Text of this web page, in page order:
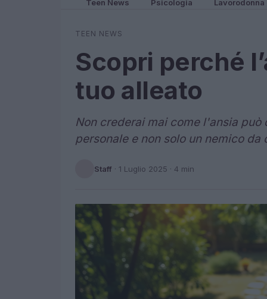
Teen News Psicologia Lavorodonna
TEEN NEWS
Scopri perché
tuo alleato
Non crederai mai come l'ansia
personale e non solo un nemico da
Staff · 1 Luglio 2025 · 4 min